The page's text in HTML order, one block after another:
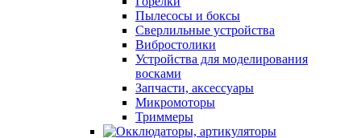
Пылесосы и боксы
Сверлильные устройства
Вибростолики
Устройства для моделирования
восками
Запчасти, аксессуары
Микромоторы
Триммеры